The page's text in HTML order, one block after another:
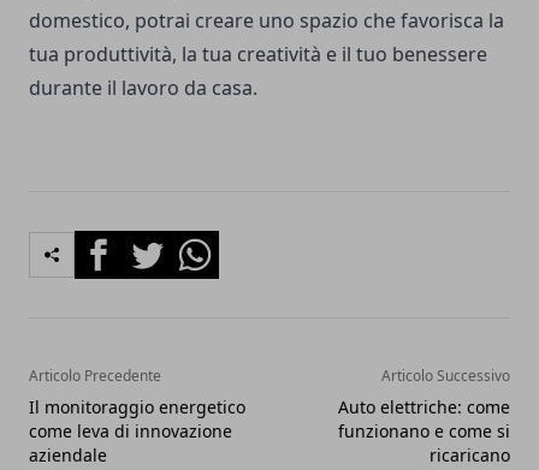
domestico, potrai creare uno spazio che favorisca la
tua produttività, la tua creatività e il tuo benessere
durante il lavoro da casa.
FacebookTwitterWhatsapp
Articolo Precedente
Il monitoraggio energetico
come leva di innovazione
aziendale
Articolo Successivo
Auto elettriche: come
funzionano e come si
ricaricano